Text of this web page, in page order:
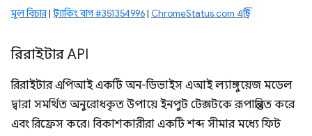
মূল বিচার| ট্র্যাকিং বাগ #351354996| ChromeStatus.com এন্ট্রি
রিরাইটার API
রিরাইটার এপিআই একটি অন-ডিভাইস এআই ল্যাঙ্গুয়েজ মডেল
দ্বারা সমর্থিত অনুরোধকৃত উপায়ে ইনপুট টেক্সটকে রূপান্তরিত করে
এবং রিফ্রেস করে। বিকাশকারীরা একটি শব্দ সীমার মধ্যে ফিট